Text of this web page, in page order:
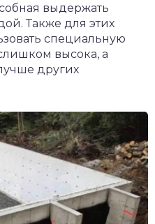
выдержать
Также для этих
специальную
высока, а
других